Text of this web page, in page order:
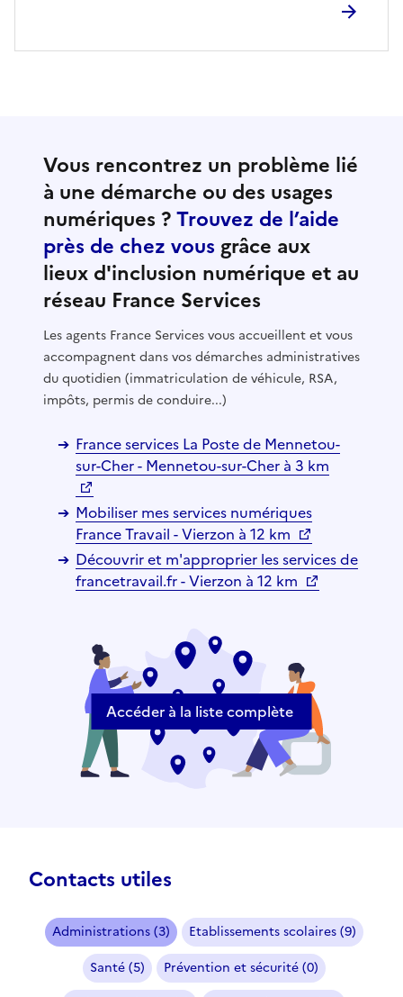
Vous rencontrez un problème lié
à une démarche ou des usages
numériques ?Trouvez de l’aide
près de chez vous grâce aux
lieux d'inclusion numérique et au
réseau France Services
Les agents France Services vous accueillent et vous
accompagnent dans vos démarches administratives
du quotidien (immatriculation de véhicule, RSA,
impôts, permis de conduire...)
France services La Poste de Mennetou-
sur-Cher - Mennetou-sur-Cher à 3 km
Mobiliser mes services numériques
France Travail - Vierzon à 12 km
Découvrir et m'approprier les services de
francetravail.fr - Vierzon à 12 km
Accéder à la liste complète
Contacts utiles
Administrations (3)
Etablissements scolaires (9)
Santé (5)
Prévention et sécurité (0)